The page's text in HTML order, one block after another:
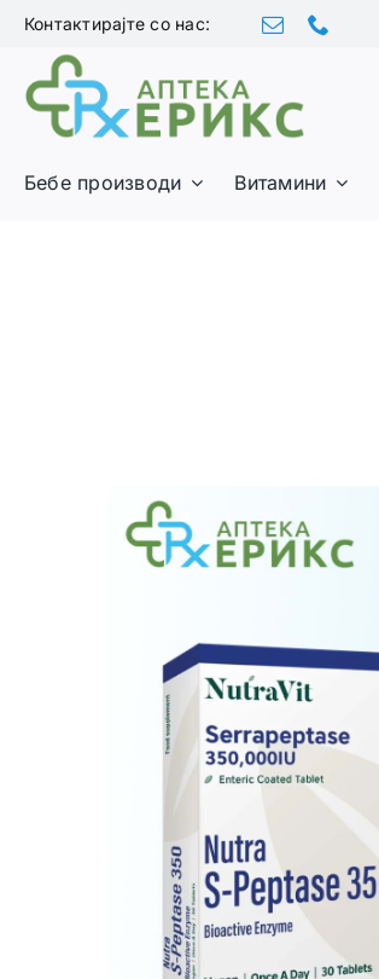
Skip
content
Контактирајте со нас:
Бебе производи Витамини